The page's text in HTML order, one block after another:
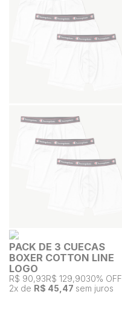
PACK DE 3 CUECAS
BOXER COTTON LINE
LOGO
R$ 90,93R$ 129,9030% OFF
2x de R$ 45,47 sem juros